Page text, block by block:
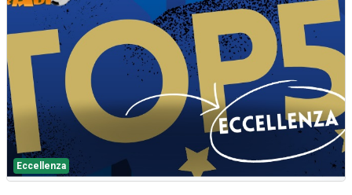
Eccellenza